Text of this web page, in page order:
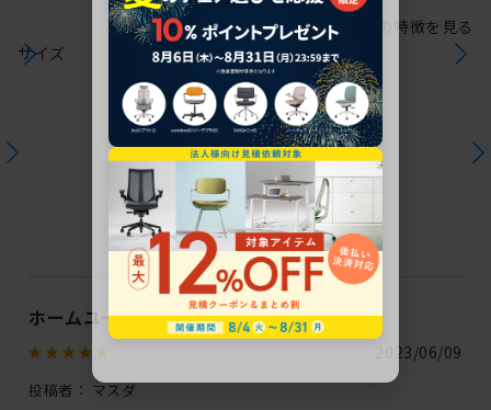
サイズ
シリーズの特徴を見る
ユーザーレビュー
この商品のレビュー
1 件のレビューが投稿されています
ホームユースに最適
2023/06/09
投稿者： マスダ